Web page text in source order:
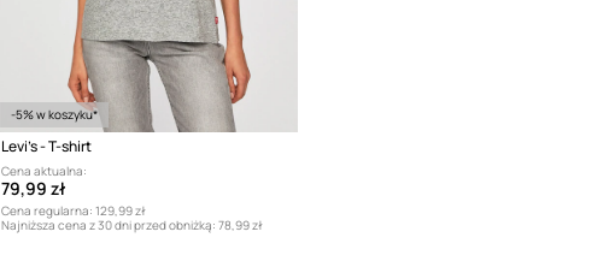
-5% w koszyku*
Levi's - T-shirt
Cena aktualna:
79,99 zł
Cena regularna: 129,99 zł
Najniższa cena z 30 dni przed obniżką: 78,99 zł